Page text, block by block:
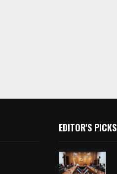
EDITOR'S PICKS